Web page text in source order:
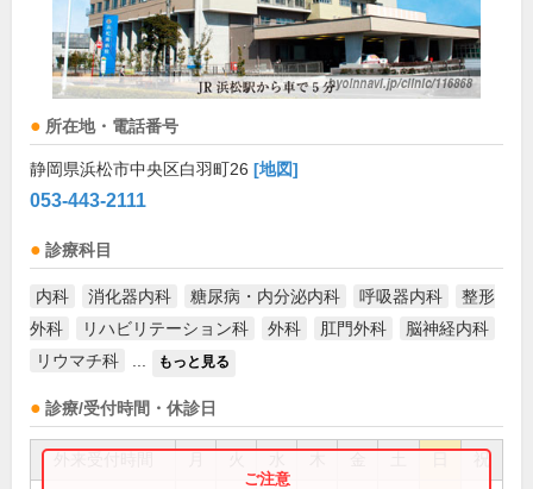
所在地・電話番号
静岡県浜松市中央区白羽町26 [地図]
053-443-2111
診療科目
内科 消化器内科 糖尿病・内分泌内科 呼吸器内科
整形
外科
リハビリテーション科 外科 肛門外科
脳神経内科
リウマチ科
もっと見る
診療/受付時間・休診日
祝